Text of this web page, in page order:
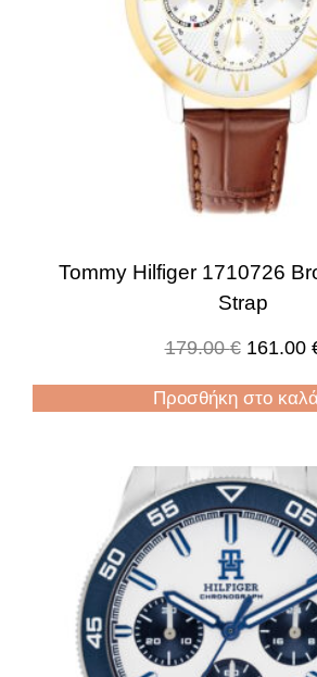
Tommy Hilfiger 1710726
Strap
179.00€ 161.00
Προσθήκη στο